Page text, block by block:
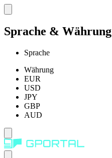
Sprache & Währung
Sprache
Währung
EUR
USD
JPY
GBP
AUD